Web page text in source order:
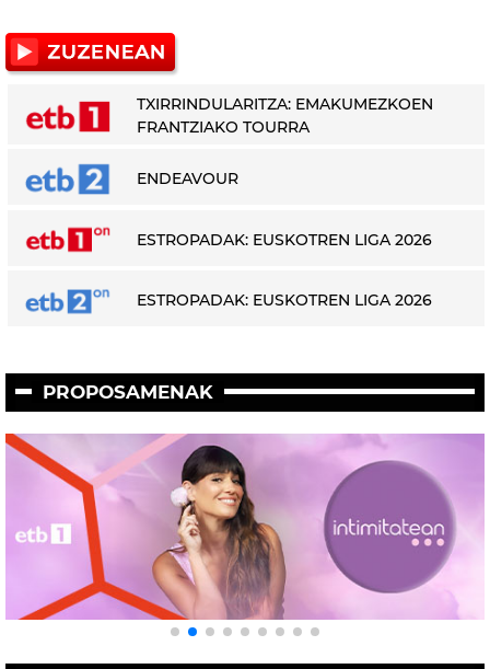
TXIRRINDULARITZA: EMAKUMEZKOEN
FRANTZIAKO TOURRA
ENDEAVOUR
ESTROPADAK: EUSKOTREN LIGA 2026
ESTROPADAK: EUSKOTREN LIGA 2026
PROPOSAMENAK